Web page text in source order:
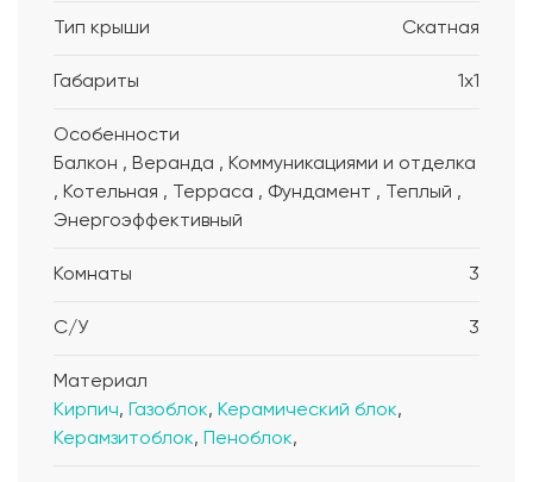
Тип крыши Скатная
Габариты 1x1
Особенности
Балкон , Веранда , Коммуникациями и отделка
, Котельная , Терраса , Фундамент , Теплый ,
Энергоэффективный
Комнаты 3
С/У 3
Материал
Кирпич, Газоблок, Керамический блок,
Керамзитоблок, Пеноблок,